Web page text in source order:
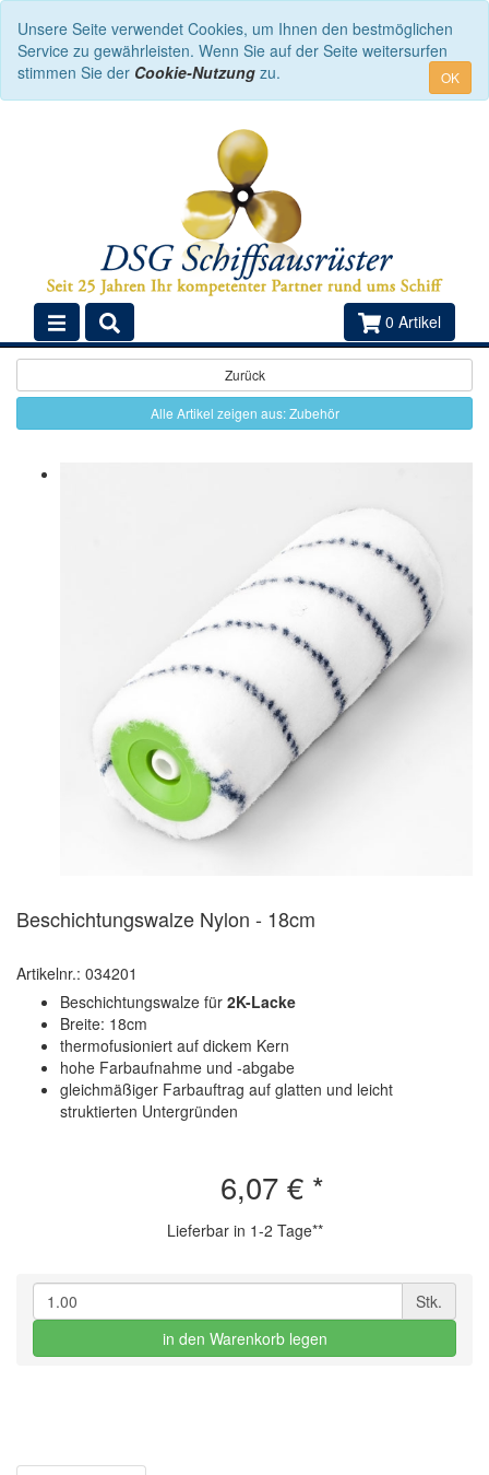
Unsere Seite verwendet Cookies, um Ihnen den bestmöglichen
Service zu gewährleisten. Wenn Sie auf der Seite weitersurfen
stimmen Sie der Cookie-Nutzung zu. OK
0 Artikel
Zurück
Alle Artikel zeigen aus: Zubehör
Beschichtungswalze Nylon - 18cm
Artikelnr.: 034201
Beschichtungswalze für 2K-Lacke
Breite: 18cm
thermofusioniert auf dickem Kern
hohe Farbaufnahme und -abgabe
gleichmäßiger Farbauftrag auf glatten und leicht
struktierten Untergründen
6,07 €*
Lieferbar in 1-2 Tage**
Stk.
in den Warenkorb legen